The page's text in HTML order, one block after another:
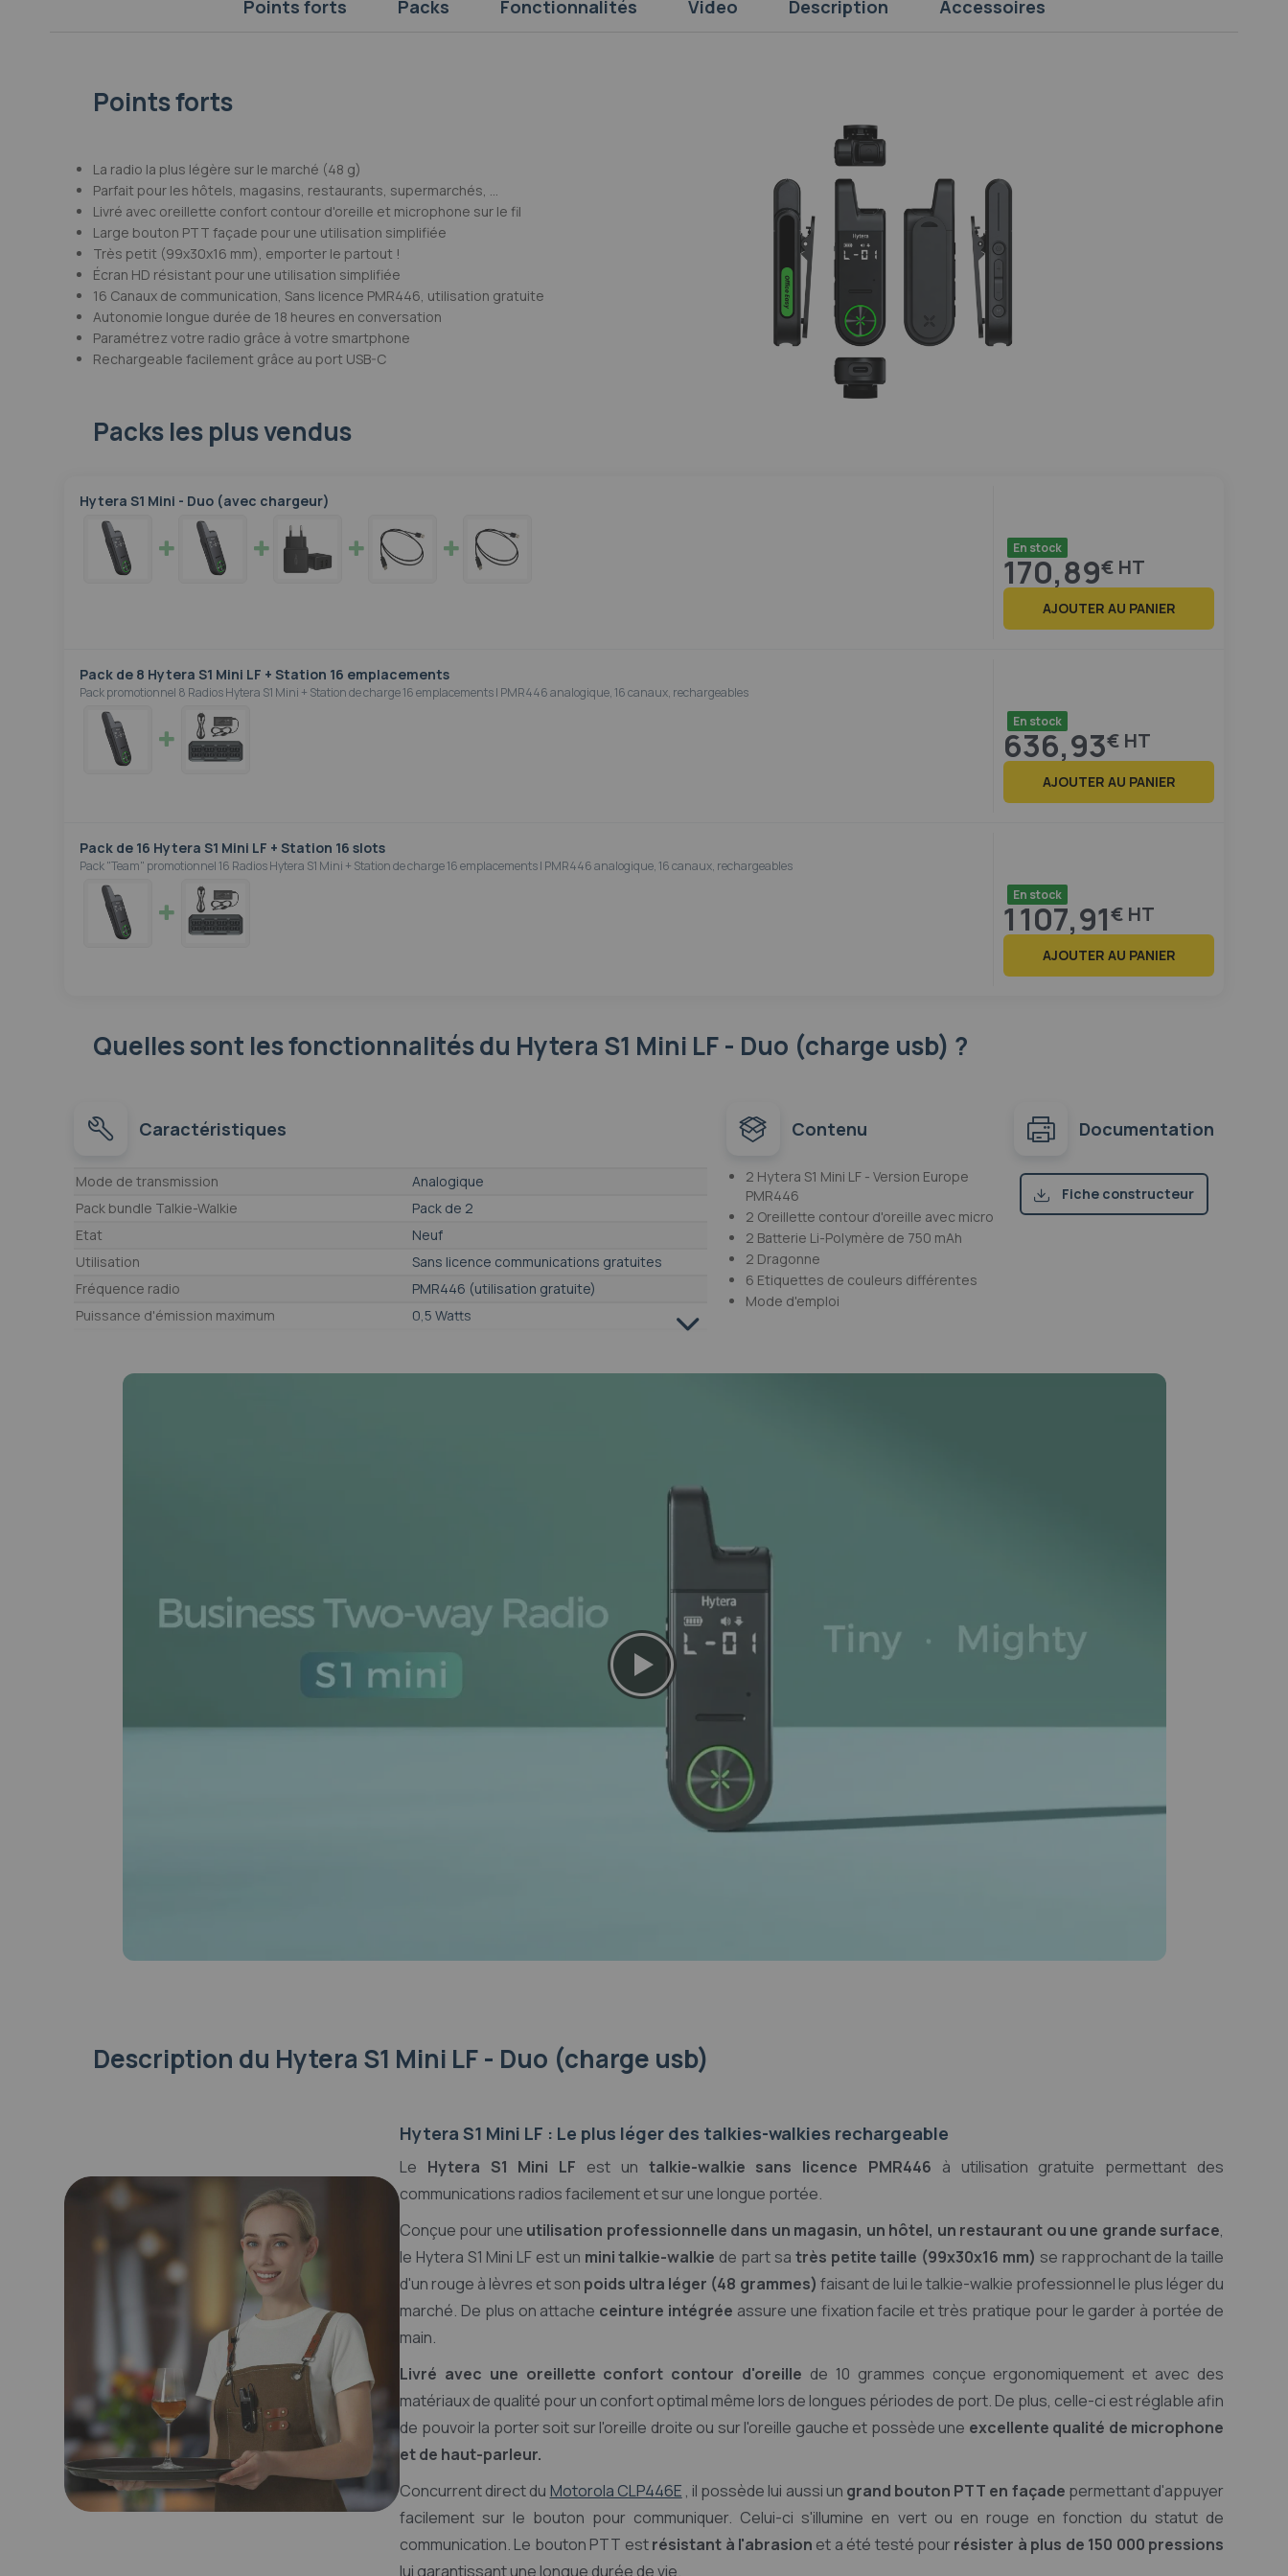
Points forts Packs Fonctionnalités Video Description Accessoires
Points forts
La radio la plus légère sur le marché (48 g)
Parfait pour les hôtels, magasins, restaurants, supermarchés, ...
Livré avec oreillette confort contour d'oreille et microphone sur le fil
Large bouton PTT façade pour une utilisation simplifiée
Très petit (99x30x16 mm), emporter le partout !
Écran HD résistant pour une utilisation simplifiée
16 Canaux de communication, Sans licence PMR446, utilisation gratuite
Autonomie longue durée de 18 heures en conversation
Paramétrez votre radio grâce à votre smartphone
Rechargeable facilement grâce au port USB-C
Packs les plus vendus
Hytera S1 Mini - Duo (avec chargeur)
En stock
170,89€
AJOUTER AU PANIER
Pack de 8 Hytera S1 Mini LF + Station 16 emplacements
Pack promotionnel 8 Radios Hytera S1 Mini + Station de charge 16 emplacements | PMR446 analogique, 16 canaux, rechargeables
En stock
636,93€
AJOUTER AU PANIER
Pack de 16 Hytera S1 Mini LF + Station 16 slots
Pack "Team" promotionnel 16 Radios Hytera S1 Mini + Station de charge 16 emplacements | PMR446 analogique, 16 canaux, rechargeables
En stock
1 107,91€
AJOUTER AU PANIER
Quelles sont les fonctionnalitésdu Hytera S1 Mini LF - Duo (charge usb) ?
Caractéristiques
Caractéristiques
Mode de transmission
Analogique
Pack bundle Talkie-Walkie
Pack de 2
Etat
Neuf
Utilisation
Sans licence communications gratuites
Fréquence radio
PMR446 (utilisation gratuite)
Puissance d'émission maximum
0,5 Watts
Nombre de canaux
16
Non
Individuel
Oui
Contenu
2 Hytera S1 Mini LF - Version Europe
PMR446
2 Oreillette contour d'oreille avec micro
2 Batterie Li-Polymère de 750 mAh
2 Dragonne
6 Etiquettes de couleurs différentes
Mode d'emploi
Documentation
Fiche constructeur
Description du Hytera S1 Mini LF - Duo (charge usb)
Hytera S1 Mini LF : Le plus léger des talkies-walkies rechargeable
Le Hytera S1 Mini LF est un talkie-walkie sans licence PMR446 à utilisation gratuite permettant des
communications radios facilement et sur une longue portée.
Conçue pour une utilisation professionnelle dans un magasin, un hôtel, un restaurant ou une grande surface,
le Hytera S1 Mini LF est un mini talkie-walkie de part sa très petite taille (99x30x16 mm) se rapprochant de la taille
d'un rouge à lèvres et son poids ultra léger (48 grammes) faisant de lui le talkie-walkie professionnel le plus léger du
marché. De plus on attache ceinture intégrée assure une fixation facile et très pratique pour le garder à portée de
main.
Livré avec une oreillette confort contour d'oreille de 10 grammes conçue ergonomiquement et avec des
matériaux de qualité pour un confort optimal même lors de longues périodes de port. De plus, celle-ci est réglable afin
de pouvoir la porter soit sur l'oreille droite ou sur l'oreille gauche et possède une excellente qualité de microphone
et de haut-parleur.
Concurrent direct du Motorola CLP446E , il possède lui aussi un grand bouton PTT en façade permettant d'appuyer
facilement sur le bouton pour communiquer. Celui-ci s'illumine en vert ou en rouge en fonction du statut de
communication. Le bouton PTT estrésistant à l'abrasion et a été testé pour résister à plus de 150 000 pressions
lui garantissant une longue durée de vie.